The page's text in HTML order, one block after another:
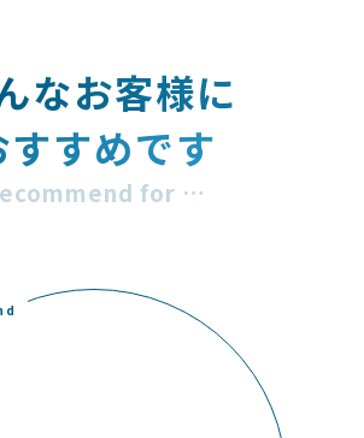
なお客様に
すすめです